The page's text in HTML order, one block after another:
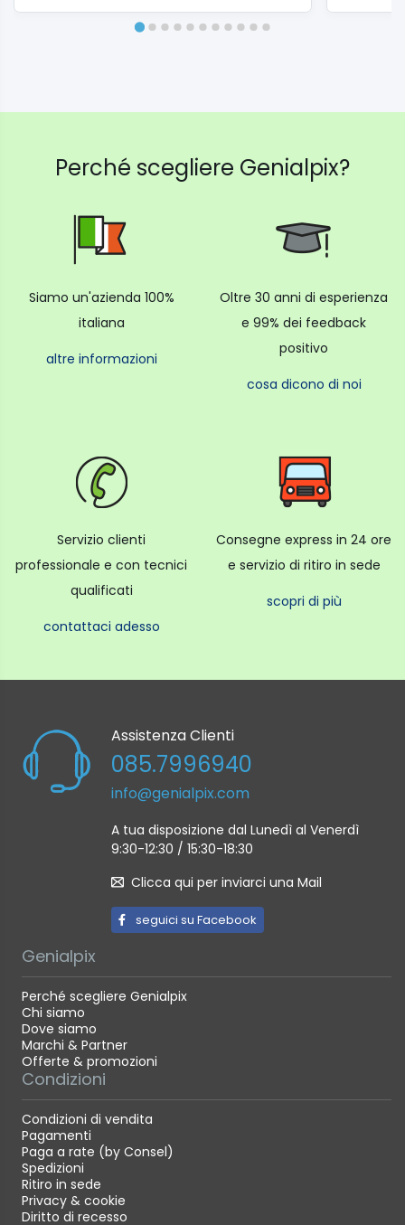
Perché scegliere Genialpix?
Siamo un'azienda 100%
italiana
altre informazioni
Oltre 30 anni di esperienza
e 99% dei feedback
positivo
cosa dicono di noi
Servizio clienti
professionale e con tecnici
qualificati
contattaci adesso
Consegne express in 24 ore
e servizio di ritiro in sede
scopri di più
Assistenza Clienti
085.7996940
info@genialpix.com
A tua disposizione dal Lunedì al Venerdì
9:30-12:30 / 15:30-18:30
Clicca qui per inviarci una Mail
seguici su Facebook
Genialpix
Perché scegliere Genialpix
Chi siamo
Dove siamo
Marchi & Partner
Offerte & promozioni
Condizioni
Condizioni di vendita
Pagamenti
Paga a rate (by Consel)
Spedizioni
Ritiro in sede
Privacy & cookie
Diritto di recesso